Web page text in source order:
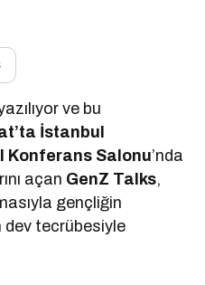
ve bu
İstanbul
Konferans Salonu’nda
açan GenZ Talks,
gençliğin
dev tecrübesiyle